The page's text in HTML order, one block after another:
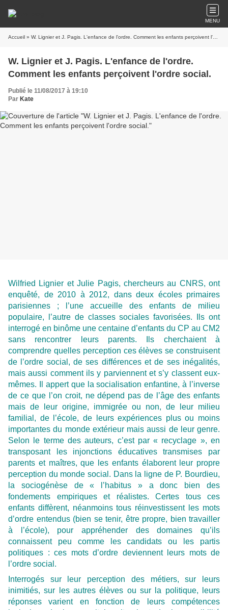
MENU
Accueil » W. Lignier et J. Pagis. L'enfance de l'ordre. Comment les enfants perçoivent l'ordre social.
W. Lignier et J. Pagis. L'enfance de l'ordre.
Comment les enfants perçoivent l'ordre social.
Publié le 11/08/2017 à 19:10
Par Kate
Wilfried Lignier et Julie Pagis, chercheurs au CNRS, ont
enquêté, de 2010 à 2012, dans deux écoles primaires
parisiennes ; l’une accueille des enfants de milieu
populaire, l’autre de classes sociales favorisées. Ils ont
interrogé en binôme une centaine d’enfants du CP au CM2
sans rencontrer leurs parents. Ils cherchaient à
comprendre quelles perception ces élèves se construisent
de l’ordre social, de ses différences et de ses inégalités,
mais aussi comment ils y parviennent et s’y classent eux-
mêmes. Il appert que la socialisation enfantine, à l’inverse
de ce que l’on croit, ne dépend pas de l’âge des enfants
mais de leur origine, immigrée ou non, de leur milieu
familial, de l’école, de leurs expériences plus ou moins
importantes du monde extérieur mais aussi de leur genre.
Selon le terme des auteurs, c’est par « recyclage », en
transposant les injonctions éducatives transmises par
parents et maîtres, que les enfants élaborent leur propre
perception du monde social. Dans la ligne de P. Bourdieu,
la sociogénèse de « l’habitus » a donc bien des
fondements empiriques et réalistes. Certes tous ces
enfants diffèrent, néanmoins tous réinvestissent les mots
d’ordre entendus (bien se tenir, être propre, bien travailler
à l’école), pour appréhender des domaines qu’ils
connaissent peu comme les candidats ou les partis
politiques : ces mots d’ordre deviennent leurs mots de
l’ordre social.
Interrogés sur leur perception des métiers, sur leurs
inimitiés, sur les autres élèves ou sur la politique, leurs
réponses varient en fonction de leurs compétences